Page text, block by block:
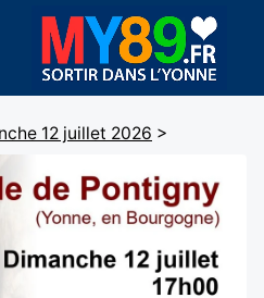
12 juillet 2026 >